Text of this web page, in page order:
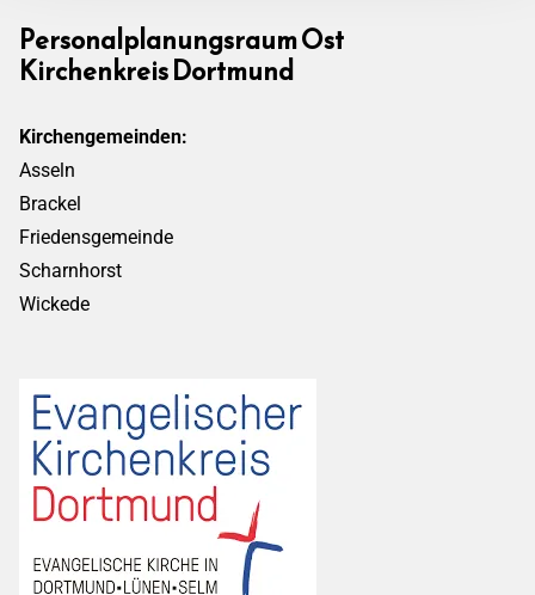
Personalplanungsraum Ost
Kirchenkreis Dortmund
Kirchengemeinden:
Asseln
Brackel
Friedensgemeinde
Scharnhorst
Wickede